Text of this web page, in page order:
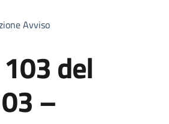
Avviso
del
–